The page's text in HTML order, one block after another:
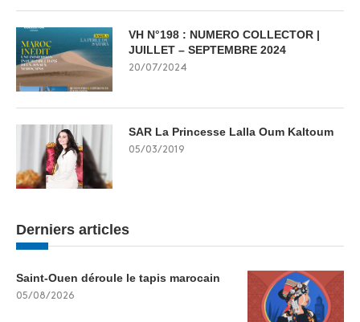
VH N°198 : NUMERO COLLECTOR |
JUILLET – SEPTEMBRE 2024
20/07/2024
SAR La Princesse Lalla Oum Kaltoum
05/03/2019
Derniers articles
Saint-Ouen déroule le tapis marocain
05/08/2026